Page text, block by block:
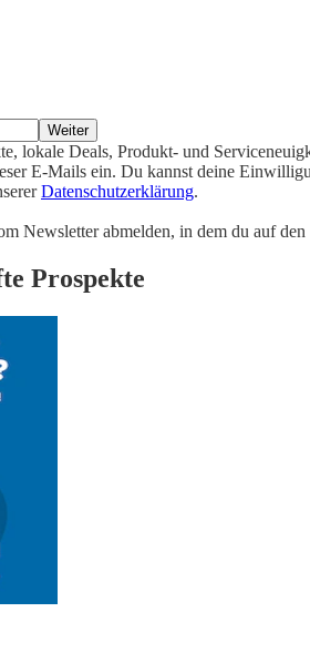
Weiter
lokale Deals, Produkt- und
E-Mails ein. Du kannst deine
Datenschutzerklärung.
Newsletter abmelden, in dem du auf
Prospekte